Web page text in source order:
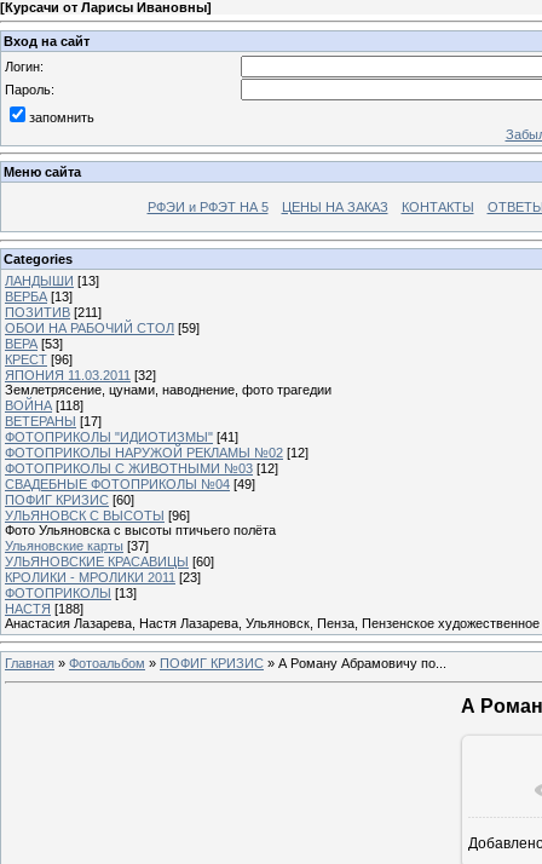
[Курсачи от Ларисы Ивановны]
Вход на сайт
Логин:
Пароль:
запомнить
Меню сайта
РФЭИ и РФЭТ НА 5 ЦЕНЫ НА ЗАКАЗ КОНТАКТЫ
Categories
ЛАНДЫШИ [13]
ВЕРБА [13]
ПОЗИТИВ [211]
ОБОИ НА РАБОЧИЙ СТОЛ [59]
ВЕРА [53]
КРЕСТ [96]
ЯПОНИЯ 11.03.2011 [32]
Землетрясение, цунами, наводнение, фото трагедии
ВОЙНА [118]
ВЕТЕРАНЫ [17]
ФОТОПРИКОЛЫ "ИДИОТИЗМЫ" [41]
ФОТОПРИКОЛЫ НАРУЖОЙ РЕКЛАМЫ №02 [12]
ФОТОПРИКОЛЫ С ЖИВОТНЫМИ №03 [12]
СВАДЕБНЫЕ ФОТОПРИКОЛЫ №04 [49]
ПОФИГ КРИЗИС [60]
УЛЬЯНОВСК С ВЫСОТЫ [96]
Фото Ульяновска с высоты птичьего полёта
Ульяновские карты [37]
УЛЬЯНОВСКИЕ КРАСАВИЦЫ [60]
КРОЛИКИ - МРОЛИКИ 2011 [23]
ФОТОПРИКОЛЫ [13]
НАСТЯ [188]
Анастасия Лазарева, Настя Лазарева, Ульяновск, Пенза, Пензенское
Главная » Фотоальбом » ПОФИГ КРИЗИС » А Роману Абрамовичу по...
А